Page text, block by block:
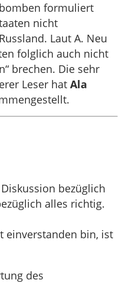
formuliert
nicht
Laut A. Neu
folglich auch nicht
brechen. Die sehr
Leser hat Ala
bezüglich
alles richtig.
einverstanden bin, ist
des